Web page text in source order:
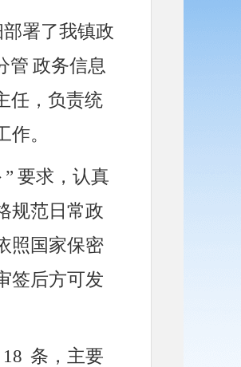
署了我镇政
管 政务信息
任，负责统
。
” 要求，认真
规范日常政
照国家保密
签后方可发
18 条，主要